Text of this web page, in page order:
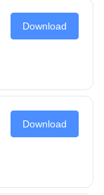
Download
Download